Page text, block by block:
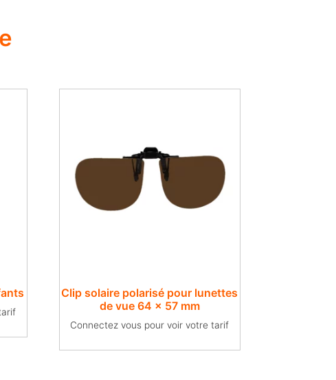
Clip solaire polarisé pour lunettes
de vue​ 64 x 57 mm
Connectez vous pour voir votre tarif